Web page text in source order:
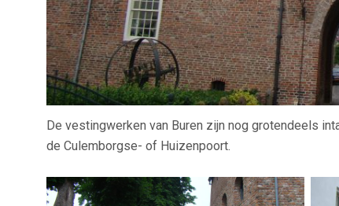
De vestingwerken van Buren zijn nog grotendeels
de Culemborgse- of Huizenpoort.